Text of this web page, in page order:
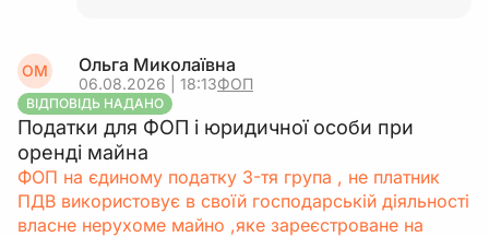
ОМ Ольга Миколаївна
06.08.2026 | 18:13ФОП
ВІДПОВІДЬ НАДАНО
Податки для ФОП і юридичної особи при
оренді майна
ФОП на єдиному податку 3-тя група , не платник
ПДВ використовує в своїй господарській діяльності
власне нерухоме майно ,яке зареєстроване на